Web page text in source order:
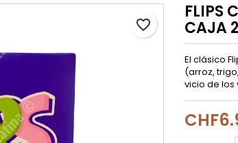
FLIPS
CAJA
El clásico
(arroz,
vicio de los
favorite_border